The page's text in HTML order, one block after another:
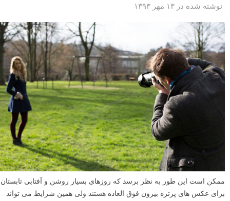
نوشته شده در ۱۳ مهر ۱۳۹۳
ممکن است این طور به نظر برسد که روزهای بسیار روشن و آفتابی تابستان
برای عکس های پرتره بیرون فوق العاده هستند ولی همین شرایط می تواند